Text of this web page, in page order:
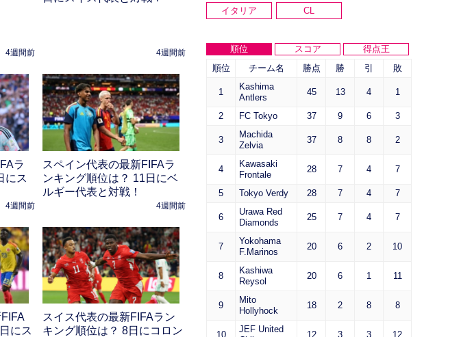
4週間前 4週間前
ラ
にス
4週間前
スペイン代表の最新FIFAラ
ンキング順位は？ 11日にベ
ルギー代表と対戦！
4週間前
にス
スイス代表の最新FIFAラン
キング順位は？ 8日にコロン
イタリア
CL
順位 スコア
得点王
順位
チーム名 勝点 勝 引 敗
1
Kashima
Antlers
45 13 4 1
2 FC Tokyo 37 9 6 3
3
Machida
Zelvia
37 8 8 2
4
Kawasaki
Frontale
28 7 4 7
5 Tokyo Verdy 28 7 4 7
6
Urawa Red
Diamonds
25 7 4 7
7
Yokohama
F.Marinos
20 6 2 10
8
Kashiwa
Reysol
20 6 1 11
9
Mito
Hollyhock
18 2 8 8
10
JEF United
12 3 3 12